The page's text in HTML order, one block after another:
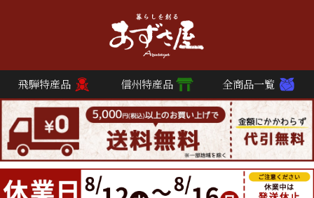
飛騨特産品 信州特産品 全商品一覧